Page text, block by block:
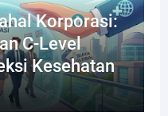
Korporasi:
C-Level
Kesehatan